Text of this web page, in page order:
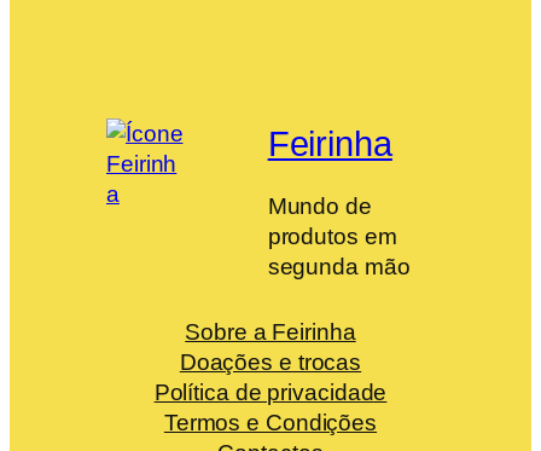
Feirinha
Mundo de
produtos em
segunda mão
Sobre a Feirinha
Doações e trocas
Política de privacidade
Termos e Condições